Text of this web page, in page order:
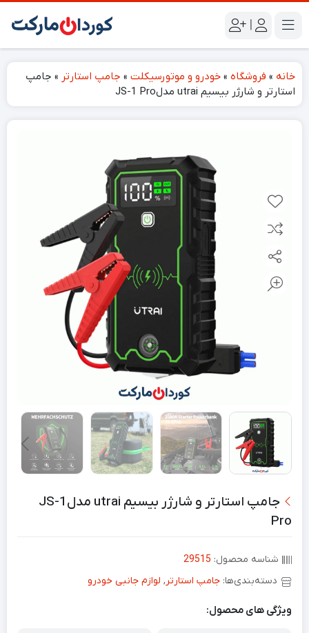
|
خانه » فروشگاه » خودرو و موتورسیکلت » جامپ استارتر » جامپ
استارتر و شارژر بیسیم utrai مدلJS-1 Pro
جامپ استارتر و شارژر بیسیم utrai مدلJS-1
Pro
شناسه محصول: 29515
دسته‌بندی‌ها: جامپ استارتر, لوازم جانبی خودرو
ویژگی های محصول: